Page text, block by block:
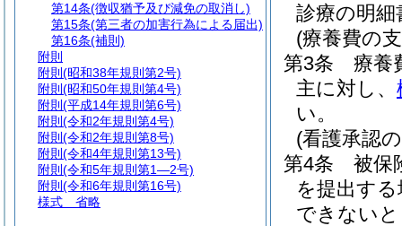
診療の明
(療養費の
第3条
療養
主に対し、
い。
(看護承認
第4条
被保
を提出す
できない
第14条(徴収猶予及び減免の取消し)
第15条(第三者の加害行為による届出)
第16条(補則)
附則
附則 (昭和38年規則第2号)
附則 (昭和50年規則第4号)
附則 (平成14年規則第6号)
附則 (令和2年規則第4号)
附則 (令和2年規則第8号)
附則 (令和4年規則第13号)
附則 (令和5年規則第1―2号)
附則 (令和6年規則第16号)
様式 省略